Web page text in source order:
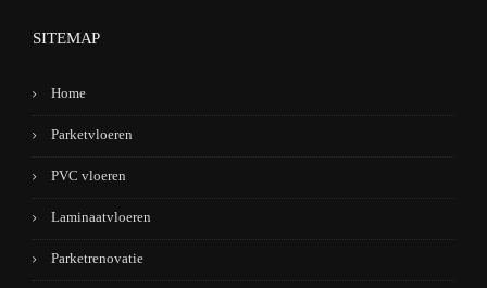
SITEMAP
Home
Parketvloeren
PVC vloeren
Laminaatvloeren
Parketrenovatie